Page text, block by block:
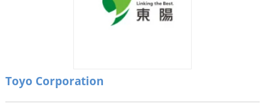
Toyo Corporation